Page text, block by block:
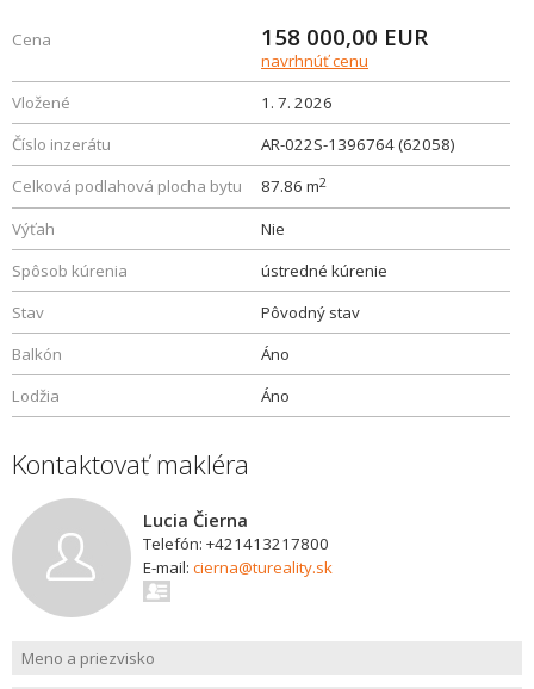
Cena 158 000,00 EUR
navrhnúť cenu
Vložené
1. 7. 2026
Číslo inzerátu
AR-022S-1396764 (62058)
Celková podlahová plocha bytu
87.86 m2
Výťah
Nie
Spôsob kúrenia
ústredné kúrenie
Stav
Pôvodný stav
Balkón
Áno
Lodžia
Áno
Kontaktovať makléra
Lucia Čierna
Telefón: +421413217800
E-mail: cierna@tureality.sk